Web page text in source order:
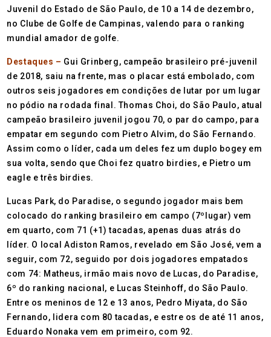
Juvenil do Estado de São Paulo, de 10 a 14 de dezembro,
no Clube de Golfe de Campinas, valendo para o ranking
mundial amador de golfe.
Destaques – Gui Grinberg, campeão brasileiro pré-juvenil
de 2018, saiu na frente, mas o placar está embolado, com
outros seis jogadores em condições de lutar por um lugar
no pódio na rodada final. Thomas Choi, do São Paulo, atual
campeão brasileiro juvenil jogou 70, o par do campo, para
empatar em segundo com Pietro Alvim, do São Fernando.
Assim como o líder, cada um deles fez um duplo bogey em
sua volta, sendo que Choi fez quatro birdies, e Pietro um
eagle e três birdies.
Lucas Park, do Paradise, o segundo jogador mais bem
colocado do ranking brasileiro em campo (7ºlugar) vem
em quarto, com 71 (+1) tacadas, apenas duas atrás do
líder. O local Adiston Ramos, revelado em São José, vem a
seguir, com 72, seguido por dois jogadores empatados
com 74: Matheus, irmão mais novo de Lucas, do Paradise,
6º do ranking nacional, e Lucas Steinhoff, do São Paulo.
Entre os meninos de 12 e 13 anos, Pedro Miyata, do São
Fernando, lidera com 80 tacadas, e estre os de até 11 anos,
Eduardo Nonaka vem em primeiro, com 92.